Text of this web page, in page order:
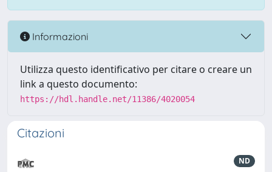
Informazioni
Utilizza questo identificativo per citare o creare un
link a questo documento:
https://hdl.handle.net/11386/4020054
Citazioni
ND